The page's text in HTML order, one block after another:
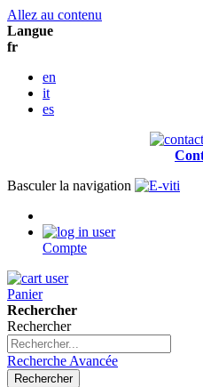
Allez au contenu
Langue
fr
en
it
es
Basculer la navigation
Compte
Panier
Rechercher
Rechercher
Recherche Avancée
Rechercher